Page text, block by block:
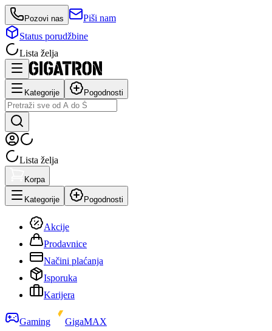
Pozovi nas
Piši nam
Status porudžbine
Lista želja
Kategorije Pogodnosti
Lista želja
Korpa
Kategorije Pogodnosti
Akcije
Prodavnice
Načini plaćanja
Isporuka
Karijera
Gaming
GigaMAX